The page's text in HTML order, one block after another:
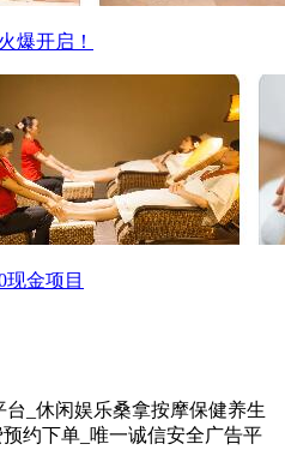
爆开启！
金项目
_休闲娱乐桑拿按摩保健养生
约下单_唯一诚信安全广告平